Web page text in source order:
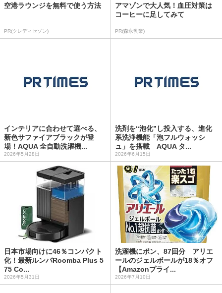
空港ラウンジを無料で使う方法
PR(クレディセゾン)
アマゾンで大人気！血圧対策は
コーヒーに足してみて
PR(森永乳業)
インテリアに合わせて選べる、
新色サファイアブラックが登
場！AQUA 全自動洗濯機...
2026年5月28日
洗剤を“泡化”し投入する、進化
系洗浄機能「泡フルウォッシ
ュ」を搭載 AQUA タ...
2026年6月15日
日本市場向けに46％コンパクト
化！最新ルンバRoomba Plus 5
75 Co...
2026年5月31日
洗濯機にポン、87回分 アリエ
ールのジェルボールが18％オフ
【Amazonプライ...
2026年7月10日